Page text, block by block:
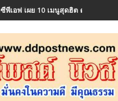
เอฟ เผย 10 เมนูสุดฮิต ตลอดเส้นท